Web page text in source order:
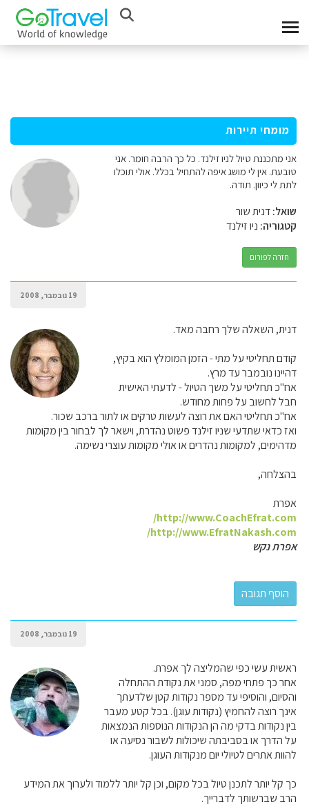
מומחי תיירות
אני מתכננת טיול לניו זילנד. כל כך הרבה חומר. אני
טובעת. אין לי מושג איפה להתחיל בכלל. אולי תוכלו
לתת לי כיוון. תודה.
שואל:דנית שור
קטגוריה: ניו זילנד
חזרה לפורום
19 נובמבר, 2008
דנית, השאלה שלך רחבה מאד.
קודם תחליטי על מתי - הזמן המומלץ הוא בקיץ,
דהיינו נובמבר עד מרץ.
אח"כ תחליטי על משך הטיול - לדעתי האישית
חבל לחשוב על פחות מחודש.
אח"כ תחליטי האם את רוצה לעשות טרקים או לתור ברכב שכור.
ואז כדאי שתדעי שניו זילנד פשוט נהדרת, וישאר לך לבחור בין מקומות
מדהימים, למקומות נהדרים או אולי מקומות עוצרי נשימה.
בהצלחה,
אפרת
http://www.CoachEfrat.com/
http://www.EfratNakash.com/
אפרת נקש
19 נובמבר, 2008
ראשית עשי כפי שהמליצה לך אפרת.
אחר כך פתחי מפה, סמני את נקודת ההתחלה
והסיום, והוסיפי עד מספר נקודות קטן שלדעתך
אינך רוצה להחמיץ (נקודות עוגן). בכל קטע מעבר
בין נקודות בדקי מה הן הנקודות הנוספות הנמצאות
על הדרך או בסביבתה שיכולות לשבור נסיעה או
להוות אתרים לטיולי יום מנקודות העוגן.
כך קל יותר לתכנן טיול בכל מקום, וכן קל יותר ללמוד ולערוך את המידע
הרב שברשותך לדברייך.